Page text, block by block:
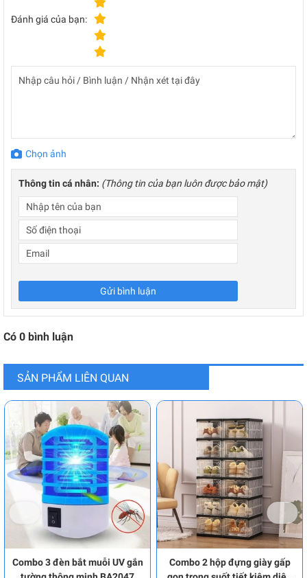
Đánh giá của bạn:
Chọn ảnh
Thông tin cá nhân: (Thông tin của bạn luôn được bảo mật)
Gửi bình luận
Có 0 bình luận
SẢN PHẨM LIÊN QUAN
Combo 3 đèn bắt muỗi UV gắn
Combo 2 hộp đựng giày gấp